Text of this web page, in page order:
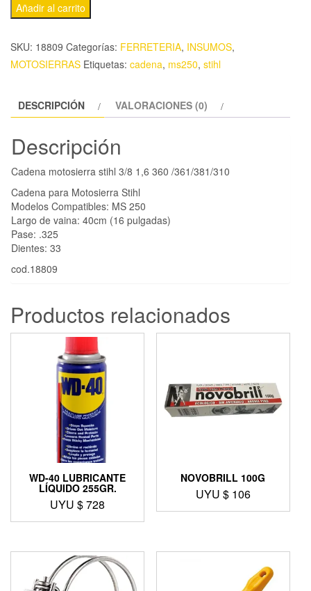
Añadir al carrito
SKU: 18809 Categorías: FERRETERIA, INSUMOS,
MOTOSIERRAS Etiquetas: cadena, ms250, stihl
DESCRIPCIÓN VALORACIONES (0)
Descripción
Cadena motosierra stihl 3/8 1,6 360 /361/381/310
Cadena para Motosierra Stihl
Modelos Compatibles: MS 250
Largo de vaina: 40cm (16 pulgadas)
Pase: .325
Dientes: 33
cod.18809
Productos relacionados
WD-40 LUBRICANTE
LÍQUIDO 255GR.
UYU $728
NOVOBRILL 100G
UYU $ 106